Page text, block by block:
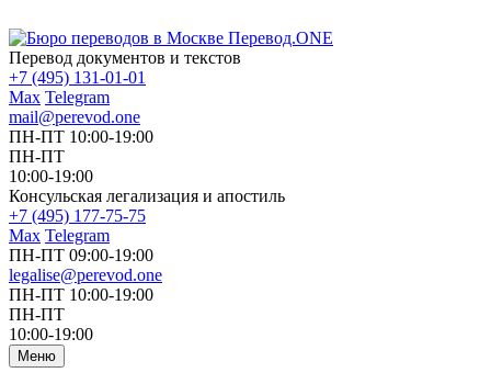
Перевод документов и текстов
+7 (495) 131-01-01
Max Telegram
mail@perevod.one
ПН-ПТ 10:00-19:00
ПН-ПТ
10:00-19:00
Консульская легализация и апостиль
+7 (495) 177-75-75
Max Telegram
ПН-ПТ 09:00-19:00
legalise@perevod.one
ПН-ПТ 10:00-19:00
ПН-ПТ
10:00-19:00
Меню